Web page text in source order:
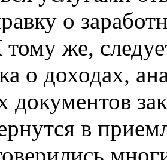
о
же,
о доходах,
документов
в